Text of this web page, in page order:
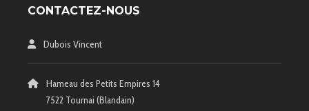
CONTACTEZ-NOUS
Dubois Vincent
Hameau des Petits Empires 14
7522 Tournai (Blandain)